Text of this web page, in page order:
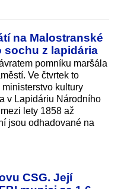
na Malostranské
sochu z lapidária
pomníku maršála
Ve čtvrtek to
kultury
v Lapidáriu Národního
lety 1858 až
jsou odhadované na
CSG. Její